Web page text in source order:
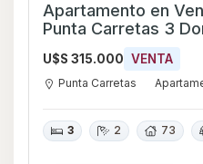
Apartamento en
Punta Carretas 3
U$S 315.000 VENTA
Punta Carretas
3 2 73